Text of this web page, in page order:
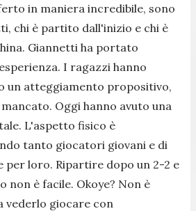
in maniera incredibile, sono
chi è partito dall'inizio e chi è
Giannetti ha portato
I ragazzi hanno
un atteggiamento propositivo,
Oggi hanno avuto una
L'aspetto fisico è
tanto giocatori giovani e di
per loro. Ripartire dopo un 2-2 e
non è facile. Okoye? Non è
vederlo giocare con